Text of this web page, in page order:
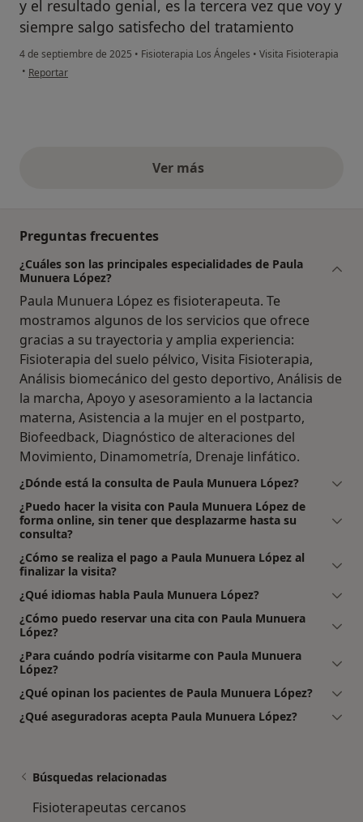
y el resultado genial, es la tercera vez que voy y
siempre salgo satisfecho del tratamiento
4 de septiembre de 2025 • Fisioterapia Los Ángeles • Visita Fisioterapia
• en opinión del usuario AV
Reportar
Ver másopiniones anteriores
Preguntas frecuentes
¿Cuáles son las principales especialidades de Paula
Munuera López?
Paula Munuera López es fisioterapeuta. Te
mostramos algunos de los servicios que ofrece
gracias a su trayectoria y amplia experiencia:
Fisioterapia del suelo pélvico, Visita Fisioterapia,
Análisis biomecánico del gesto deportivo, Análisis de
la marcha, Apoyo y asesoramiento a la lactancia
materna, Asistencia a la mujer en el postparto,
Biofeedback, Diagnóstico de alteraciones del
Movimiento, Dinamometría, Drenaje linfático.
¿Dónde está la consulta de Paula Munuera López?
¿Puedo hacer la visita con Paula Munuera López de
forma online, sin tener que desplazarme hasta su
consulta?
¿Cómo se realiza el pago a Paula Munuera López al
finalizar la visita?
¿Qué idiomas habla Paula Munuera López?
¿Cómo puedo reservar una cita con Paula Munuera
López?
¿Para cuándo podría visitarme con Paula Munuera
López?
¿Qué opinan los pacientes de Paula Munuera López?
¿Qué aseguradoras acepta Paula Munuera López?
Búsquedas relacionadas
Fisioterapeutas cercanos